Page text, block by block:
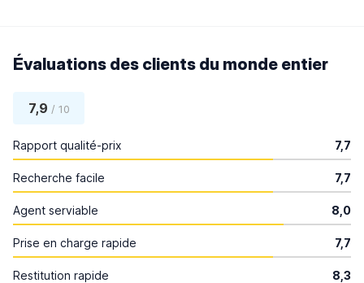
Évaluations des clients du monde entier
7,9 / 10
Rapport qualité-prix 7,7
Recherche facile 7,7
Agent serviable 8,0
Prise en charge rapide 7,7
Restitution rapide 8,3